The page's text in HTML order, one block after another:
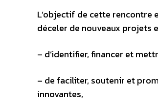
L’objectif de cette rencontre
déceler de nouveaux projets
– d’identifier, financer et
– de faciliter, soutenir et
innovantes,